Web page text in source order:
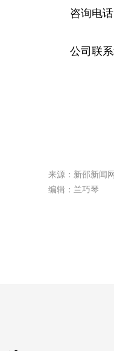
咨询电话
公司联
来源：新邵新闻网
编辑：兰巧琴